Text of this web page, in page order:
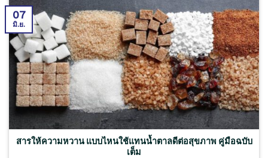
สารให้ความหวาน แบบไหนใช้แทนน้ำตาลดีต่อสุขภาพ คู่มือฉบับ
เต็ม
07
มิ.ย.